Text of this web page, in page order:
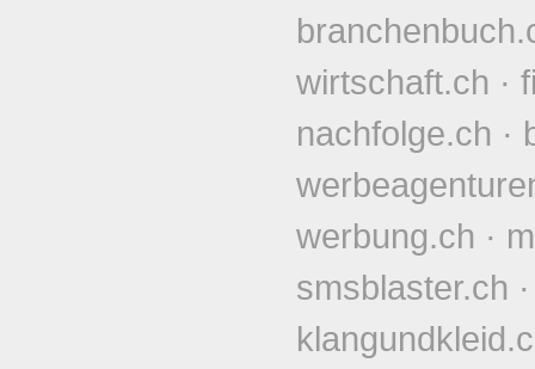
wirtschaft.ch ·
nachfolge.ch ·
werbung.ch ·
smsblaster.ch